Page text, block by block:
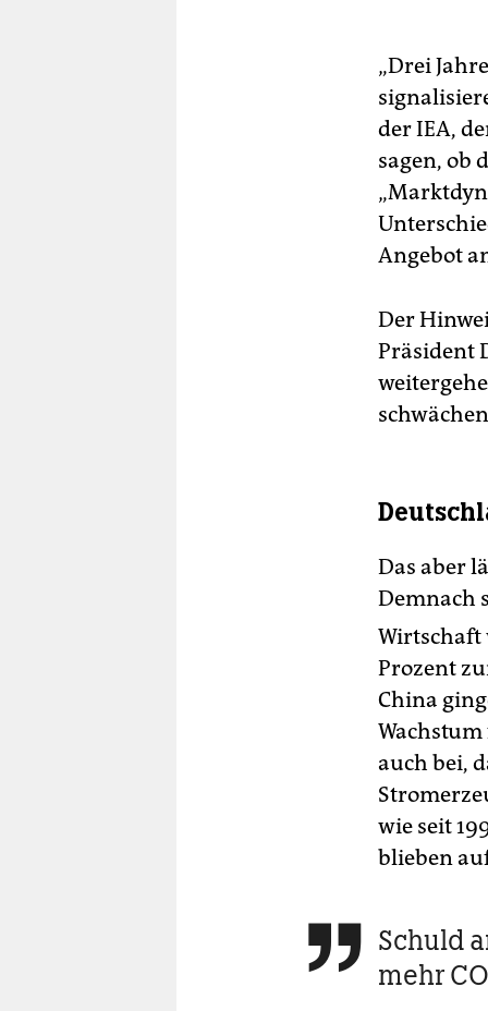
„Drei
der IEA,
sagen, ob
Angebot
Der
Präsident
Das aber
Demnach
Wirtschaft
Prozent
China
auch bei,
wie seit
blieben
 Schuld
mehr